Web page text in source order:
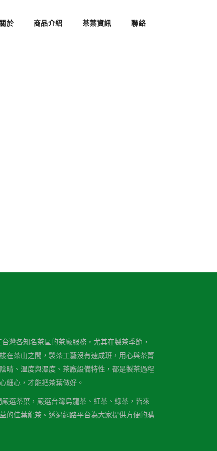
關於 商品介紹 茶葉資訊 聯絡
灣各知名茶區的茶廠服務，尤其在製茶季節，
在茶山之間，製茶工藝沒有速成班，用心與茶菁
晴、溫度與濕度、茶廠設備特性，都是製茶過程
細心，才能把茶葉做好。
嚴選茶葉，嚴選台灣烏龍茶、紅茶、綠茶，皆來
的佳葉龍茶。透過網路平台為大家提供方便的購